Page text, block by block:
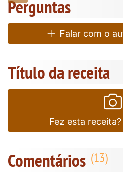
Perguntas
Falar com o
Título da receita
Fez esta
Comentários